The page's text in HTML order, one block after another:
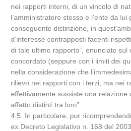
nei rapporti interni, di un vincolo di
l’amministratore stesso e l’ente da lui
conseguente distinzione, in
d’interesse contrapposti facenti
di tale ultimo rapporto”, enunciato sul
concordato (seppure con i limiti dei
nella considerazione che
rilievo nei rapporti con i terzi, ma nei
effettivamente sussiste una relazione
affatto distinti tra loro”.
4.5. In particolare, pur
ex Decreto Legislativo n. 168 del